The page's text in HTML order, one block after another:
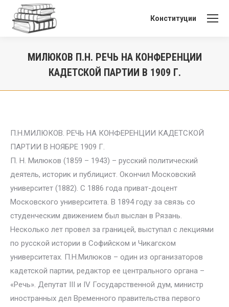
Конституции
МИЛЮКОВ П.Н. РЕЧЬ НА КОНФЕРЕНЦИИ
КАДЕТСКОЙ ПАРТИИ В 1909 Г.
П.Н.МИЛЮКОВ. РЕЧЬ НА КОНФЕРЕНЦИИ КАДЕТСКОЙ
ПАРТИИ В НОЯБРЕ 1909 Г.
П. Н. Милюков (1859 – 1943) – русский политический
деятель, историк и публицист. Окончил Московский
университет (1882). С 1886 года приват-доцент
Московского университета. В 1894 году за связь со
студенческим движением был выслан в Рязань.
Несколько лет провел за границей, выступал с лекциями
по русской истории в Софийском и Чикагском
университетах. П.Н.Милюков – один из организаторов
кадетской партии, редактор ее центрального органа –
«Речь». Депутат III и IV Государственной дум, министр
иностранных дел Временного правительства первого